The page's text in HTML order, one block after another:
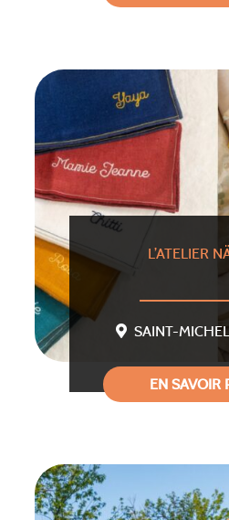
L’ATELIER
SAINT-
EN SAVOIR